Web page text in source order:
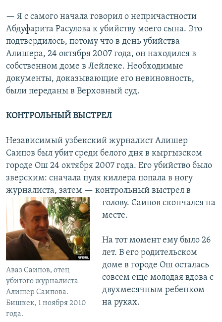
— Я с самого начала говорил о непричастности
Абдуфарита Расулова к убийству моего сына. Это
подтвердилось, потому что в день убийства
Алишера, 24 октября 2007 года, он находился в
собственном доме в Лейлеке. Необходимые
документы, доказывающие его невиновность,
были переданы в Верховный суд.
КОНТРОЛЬНЫЙ ВЫСТРЕЛ
Независимый узбекский журналист Алишер
Саипов был убит среди белого дня в кыргызском
городе Ош 24 октября 2007 года. Его убийство было
зверским: сначала пуля киллера попала в ногу
журналиста, затем — контрольный выстрел в
голову.
Аваз Саипов, отец
убитого журналиста
Алишер Саипова.
Бишкек, 1 ноября 2010
года.
Саипов скончался на
месте.
На тот момент ему было 26
лет. В его родительском
доме в городе Ош осталась
совсем еще молодая вдова с
двухмесячным ребенком
на руках.